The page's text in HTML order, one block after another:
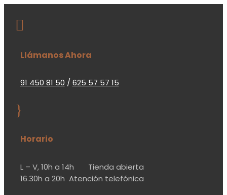

Llámanos Ahora
91 450 81 50 / 625 57 57 15
}
Horario
L – V,10h a 14h Tienda abierta
16.30h a 20h Atención telefónica